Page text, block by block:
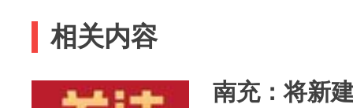
相关内容
南充：将新